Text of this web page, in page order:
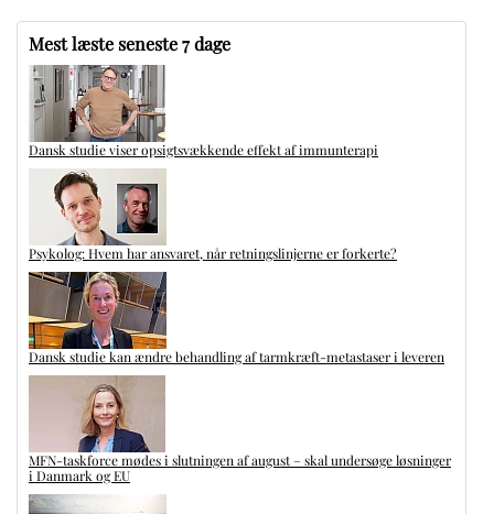
Mest læste seneste 7 dage
Dansk studie viser opsigtsvækkende effekt af immunterapi
Psykolog: Hvem har ansvaret, når retningslinjerne er forkerte?
Dansk studie kan ændre behandling af tarmkræft-metastaser i leveren
MFN-taskforce mødes i slutningen af august – skal undersøge løsninger
i Danmark og EU